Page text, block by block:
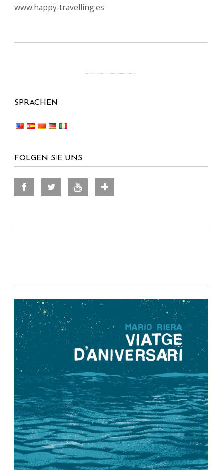
www.happy-travelling.es
SPRACHEN
FOLGEN SIE UNS